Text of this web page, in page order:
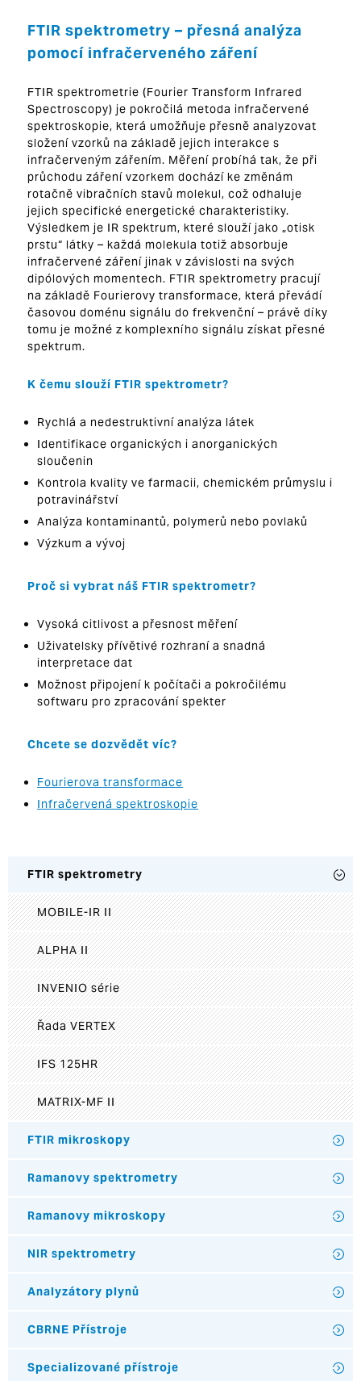
FTIR spektrometry – přesná analýza
pomocí infračerveného záření
FTIR spektrometrie (Fourier Transform Infrared
Spectroscopy) je pokročilá metoda infračervené
spektroskopie, která umožňuje přesně analyzovat
složení vzorků na základě jejich interakce s
infračerveným zářením. Měření probíhá tak, že při
průchodu záření vzorkem dochází ke změnám
rotačně vibračních stavů molekul, což odhaluje
jejich specifické energetické charakteristiky.
Výsledkem je IR spektrum, které slouží jako „otisk
prstu“ látky – každá molekula totiž absorbuje
infračervené záření jinak v závislosti na svých
dipólových momentech. FTIR spektrometry pracují
na základě Fourierovy transformace, která převádí
časovou doménu signálu do frekvenční – právě díky
tomu je možné z komplexního signálu získat přesné
spektrum.
K čemu slouží FTIR spektrometr?
Rychlá a nedestruktivní analýza látek
Identifikace organických i anorganických
sloučenin
Kontrola kvality ve farmacii, chemickém průmyslu i
potravinářství
Analýza kontaminantů, polymerů nebo povlaků
Výzkum a vývoj
Proč si vybrat náš FTIR spektrometr?
Vysoká citlivost a přesnost měření
Uživatelsky přívětivé rozhraní a snadná
interpretace dat
Možnost připojení k počítači a pokročilému
softwaru pro zpracování spekter
Chcete se dozvědět víc?
Fourierova transformace
Infračervená spektroskopie
FTIR spektrometry
MOBILE-IR II
ALPHA II
INVENIO série
Řada VERTEX
IFS 125HR
MATRIX-MF II
FTIR mikroskopy
Ramanovy spektrometry
Ramanovy mikroskopy
NIR spektrometry
Analyzátory plynů
CBRNE Přístroje
Specializované přístroje